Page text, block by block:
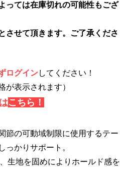
っては在庫切れの可能性もござ
させて頂きます。ご了承くださ
ログインしてください！
が表示されます）
こちら！
節の可動域制限に使用するテー
っかりサポート。
生地を固めによりホールド感を